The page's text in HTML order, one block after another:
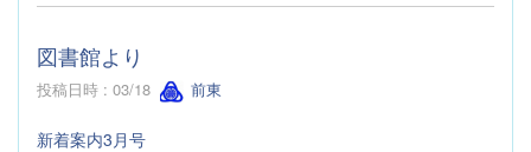
図書館より
投稿日時 : 03/18 前東
新着案内3月号